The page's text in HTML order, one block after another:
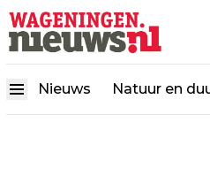
Nieuws Natuur en